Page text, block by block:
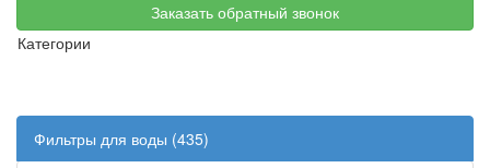
Заказать обратный звонок
Категории
Фильтры для воды (435)